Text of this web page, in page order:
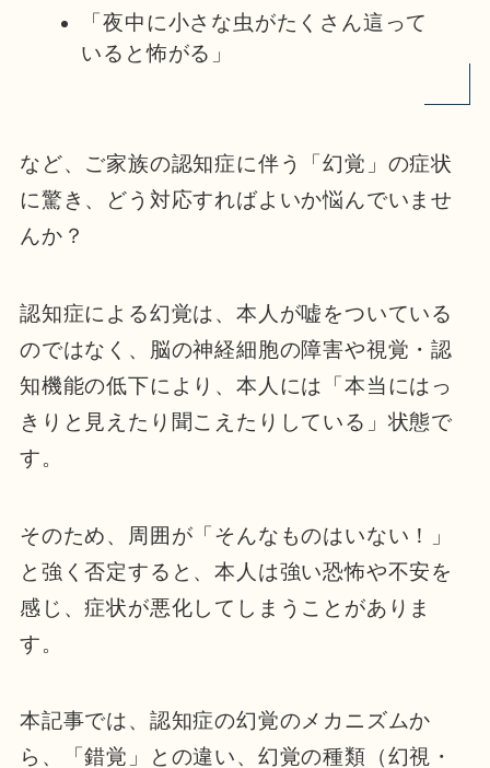
「夜中に小さな虫がたくさん這って
いると怖がる」
など、ご家族の認知症に伴う「幻覚」の症状
に驚き、どう対応すればよいか悩んでいませ
んか？
認知症による幻覚は、本人が嘘をついている
のではなく、脳の神経細胞の障害や視覚・認
知機能の低下により、本人には「本当にはっ
きりと見えたり聞こえたりしている」状態で
す。
そのため、周囲が「そんなものはいない！」
と強く否定すると、本人は強い恐怖や不安を
感じ、症状が悪化してしまうことがありま
す。
本記事では、認知症の幻覚のメカニズムか
ら、「錯覚」との違い、幻覚の種類（幻視・